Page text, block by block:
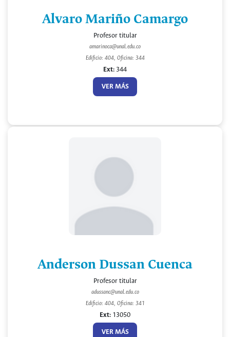
Alvaro Mariño Camargo
Profesor titular
amarinoca@unal.edu.co
Edificio: 404, Oficina: 344
Ext: 344
VER MÁS
Anderson Dussan Cuenca
Profesor titular
adussanc@unal.edu.co
Edificio: 404, Oficina: 341
Ext: 13050
VER MÁS